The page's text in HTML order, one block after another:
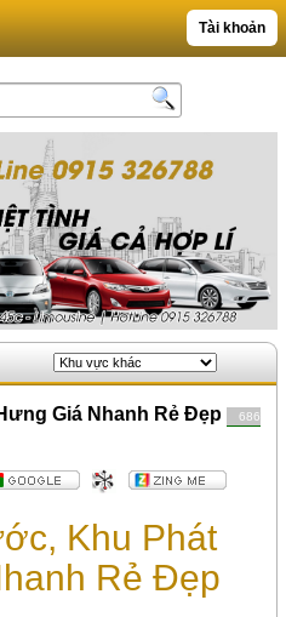
Tài khoản
Giá Nhanh Rẻ Đẹp
686
Khu Phát
Rẻ Đẹp